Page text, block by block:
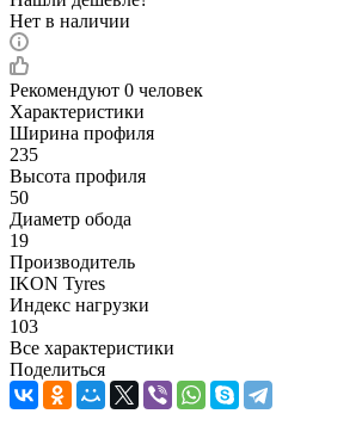
Нет в наличии
Рекомендуют 0 человек
Характеристики
Ширина профиля
235
Высота профиля
50
Диаметр обода
19
Производитель
IKON Tyres
Индекс нагрузки
103
Все характеристики
Поделиться